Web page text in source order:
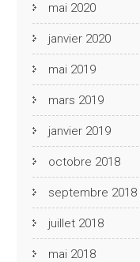
mai 2020
janvier 2020
mai 2019
mars 2019
janvier 2019
octobre 2018
septembre 2018
juillet 2018
mai 2018